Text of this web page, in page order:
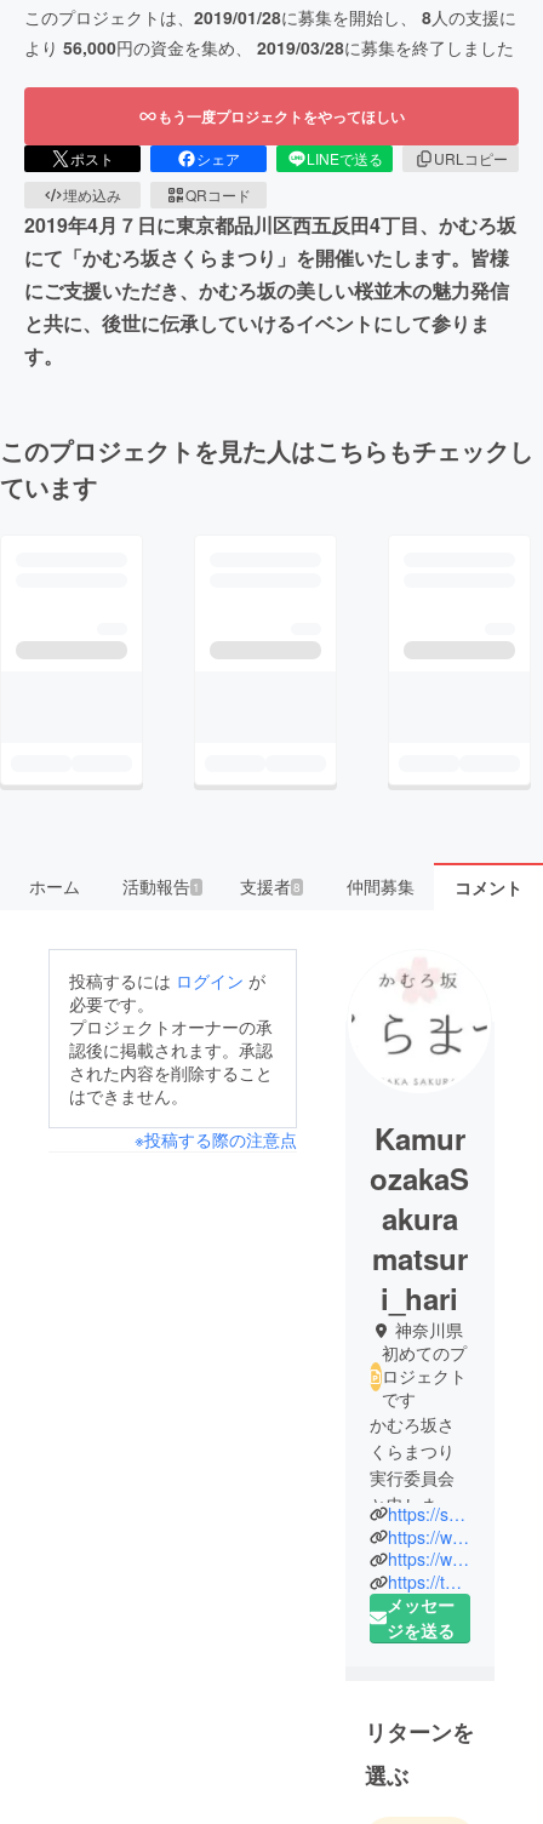
このプロジェクトは、 2019/01/28に募集を開始し、 8人の支援に
より 56,000円の資金を集め、 2019/03/28に募集を終了しました
もう一度プロジェクトをやってほしい
ポスト シェア LINEで送る
URLコピー
埋め込み
QRコード
2019年4月７日に東京都品川区西五反田4丁目、かむろ坂
にて「かむろ坂さくらまつり」を開催いたします。皆様
にご支援いただき、かむろ坂の美しい桜並木の魅力発信
と共に、後世に伝承していけるイベントにして参りま
す。
このプロジェクトを見た人はこちらもチェックし
ています
ホーム 活動報告1 支援者8 仲間募集 コメント
投稿するには ログイン が
必要です。
プロジェクトオーナーの承
認後に掲載されます。承認
された内容を削除すること
はできません。
※投稿する際の注意点
Kamur
ozakaS
akura
matsur
i_hari
神奈川県
初めてのプ
ロジェクト
です
かむろ坂さ
くらまつり
実行委員会
と申しま
す。
かむろ坂の
桜並木の魅
力を発信、
地域活性、
「かむろ坂
さくらまつ
り」を2016
https://sakura.ipovod.com/
https://www.facebook.com/kamurosakasakuramatsuri/
https://www.instagram.com/kamuro_sakura/?hl=ja
https://twitter.com/kamuro_sakura
メッセー
ジを送る
リターンを
選ぶ